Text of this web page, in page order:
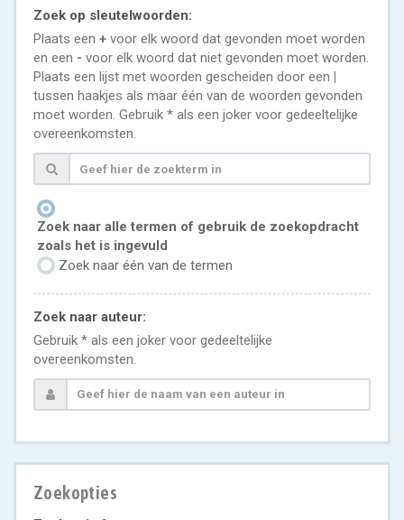
Zoek op sleutelwoorden:
Plaats een + voor elk woord dat gevonden moet worden
en een - voor elk woord dat niet gevonden moet worden.
Plaats een lijst met woorden gescheiden door een |
tussen haakjes als maar één van de woorden gevonden
moet worden. Gebruik * als een joker voor gedeeltelijke
overeenkomsten.
Zoek naar alle termen of gebruik de zoekopdracht
zoals het is ingevuld
Zoek naar één van de termen
Zoek naar auteur:
Gebruik * als een joker voor gedeeltelijke
overeenkomsten.
Zoekopties